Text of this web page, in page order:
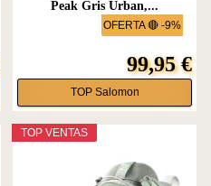
OFERTA 🔴 -9%
Peak Gris Urban,...
99,95 €
TOP Salomon
TOP VENTAS